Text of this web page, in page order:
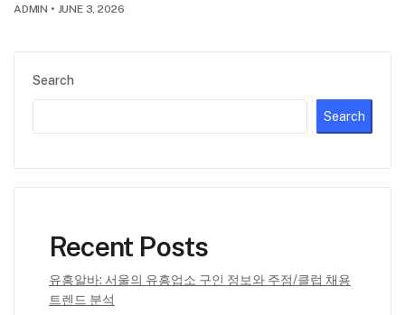
Search
Search
Recent Posts
유흥알바: 서울의 유흥업소 구인 정보와 주점/클럽 채용
트렌드 분석
ADMIN • JUNE 3, 2026